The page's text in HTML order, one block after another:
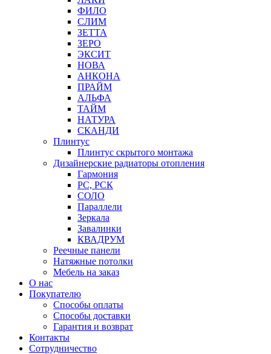
ФИЛО
СЛИМ
ЗЕТТА
ЗЕРО
ЭКСИТ
НОВА
АНКОНА
ПРАЙМ
АЛЬФА
ТАЙМ
НАТУРА
СКАНДИ
Плинтус
Плинтус скрытого монтажа
Дизайнерские радиаторы отопления
Гармония
РС, РСК
СОЛО
Параллели
Зеркала
Завалинки
КВАДРУМ
Реечные панели
Натяжные потолки
Мебель на заказ
О нас
Покупателю
Способы оплаты
Способы доставки
Гарантия и возврат
Контакты
Сотрудничество